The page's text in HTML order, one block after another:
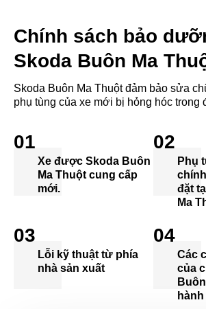
Chính sách bảo
Skoda Buôn Ma
Skoda Buôn Ma Thuột đảm bảo sửa
phụ tùng của xe mới bị hỏng hóc trong
01
Xe được Skoda Buôn
Ma Thuột cung cấp
mới.
02
Phụ
đặt
Ma
03
Lỗi kỹ thuật từ phía
nhà sản xuất
04
Các
của